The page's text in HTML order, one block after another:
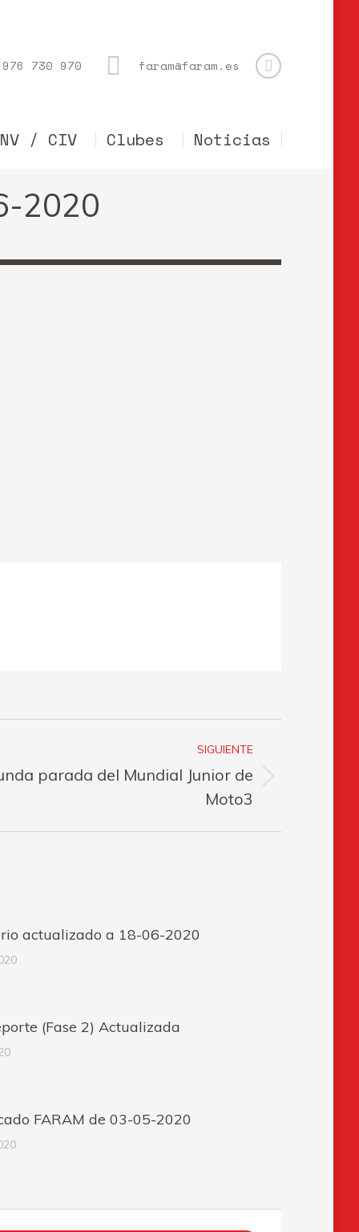
976 730 970 faram@faram.es
/ CIV Clubes Noticias
2020
SIGUIENTE
parada del Mundial Junior de
Moto3
actualizado a 18-06-2020
(Fase 2) Actualizada
FARAM de 03-05-2020